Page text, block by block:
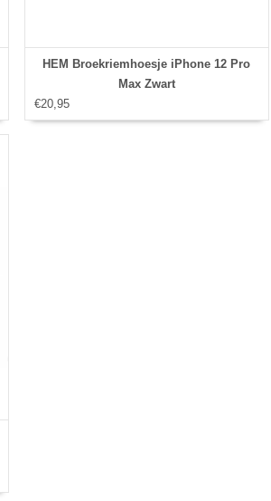
HEM Broekriemhoesje iPhone 12 Pro
Max Zwart
€20,95